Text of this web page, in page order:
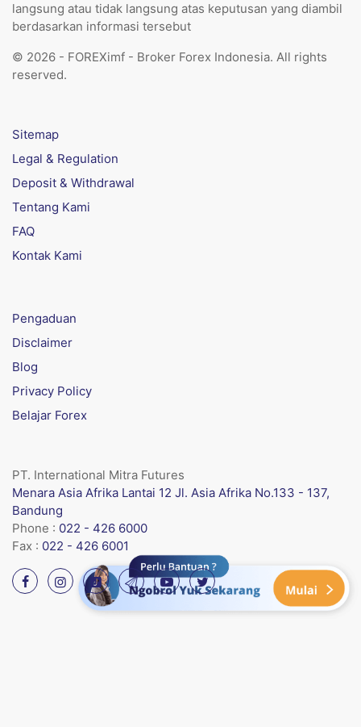
langsung atau tidak langsung atas keputusan yang diambil
berdasarkan informasi tersebut
© 2026 - FOREXimf - Broker Forex Indonesia. All rights
reserved.
Sitemap
Legal & Regulation
Deposit & Withdrawal
Tentang Kami
FAQ
Kontak Kami
Pengaduan
Disclaimer
Blog
Privacy Policy
Belajar Forex
PT. International Mitra Futures
Menara Asia Afrika Lantai 12 Jl. Asia Afrika No.133 - 137,
Bandung
Phone : 022 - 426 6000
Fax : 022 - 426 6001